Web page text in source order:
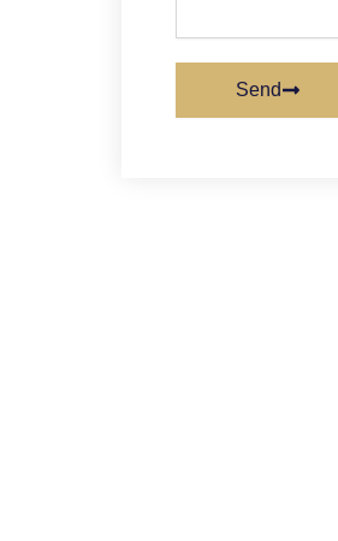
Send